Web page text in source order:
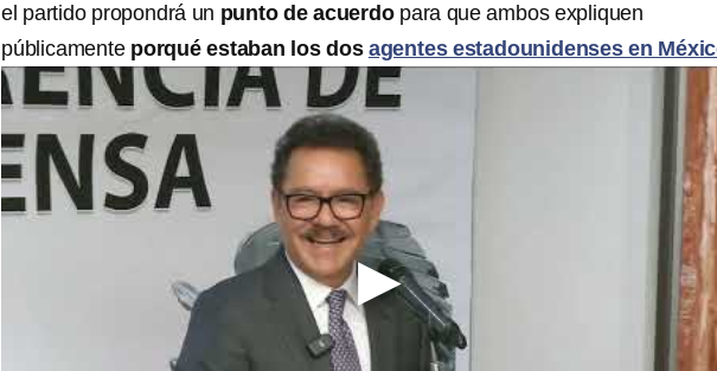
el partido propondrá un punto de acuerdo para que ambos expliquen
públicamente porqué estaban los dos agentes estadounidenses en